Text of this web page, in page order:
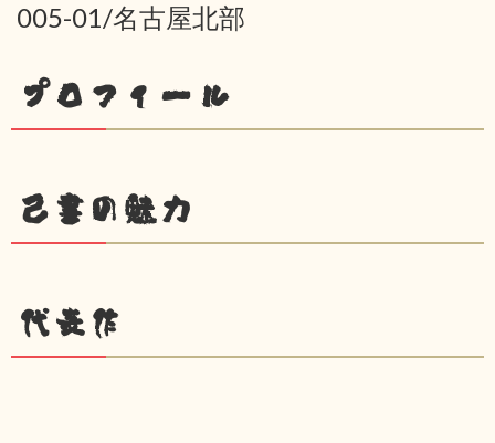
005-01/名古屋北部
プロフィール
己書の魅力
代表作